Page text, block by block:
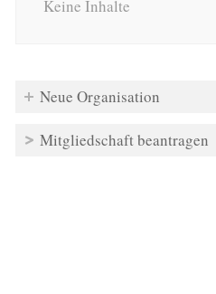
Keine Inhalte
Neue Organisation
Mitgliedschaft beantragen